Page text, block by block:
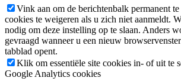
Vink aan om de berichtenbalk permanent
cookies te weigeren als u zich niet aanmeldt.
nodig om deze instelling op te slaan. Anders
gevraagd wanneer u een nieuw
tabblad opent.
Klik om essentiële site cookies in- of uit te
Google Analytics cookies